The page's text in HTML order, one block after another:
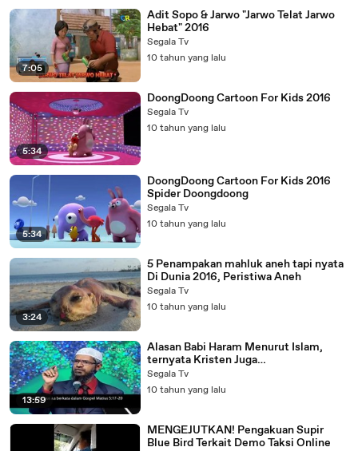
7:05
Adit Sopo & Jarwo "Jarwo Telat Jarwo
Hebat" 2016
Segala Tv
10 tahun yang lalu
5:34
DoongDoong Cartoon For Kids 2016
Segala Tv
10 tahun yang lalu
5:34
DoongDoong Cartoon For Kids 2016
Spider Doongdoong
Segala Tv
10 tahun yang lalu
3:24
5 Penampakan mahluk aneh tapi nyata
Di Dunia 2016, Peristiwa Aneh
Segala Tv
10 tahun yang lalu
13:59
Alasan Babi Haram Menurut Islam,
ternyata Kristen Juga
mengharamkannya.
Segala Tv
10 tahun yang lalu
MENGEJUTKAN! Pengakuan Supir
Blue Bird Terkait Demo Taksi Online